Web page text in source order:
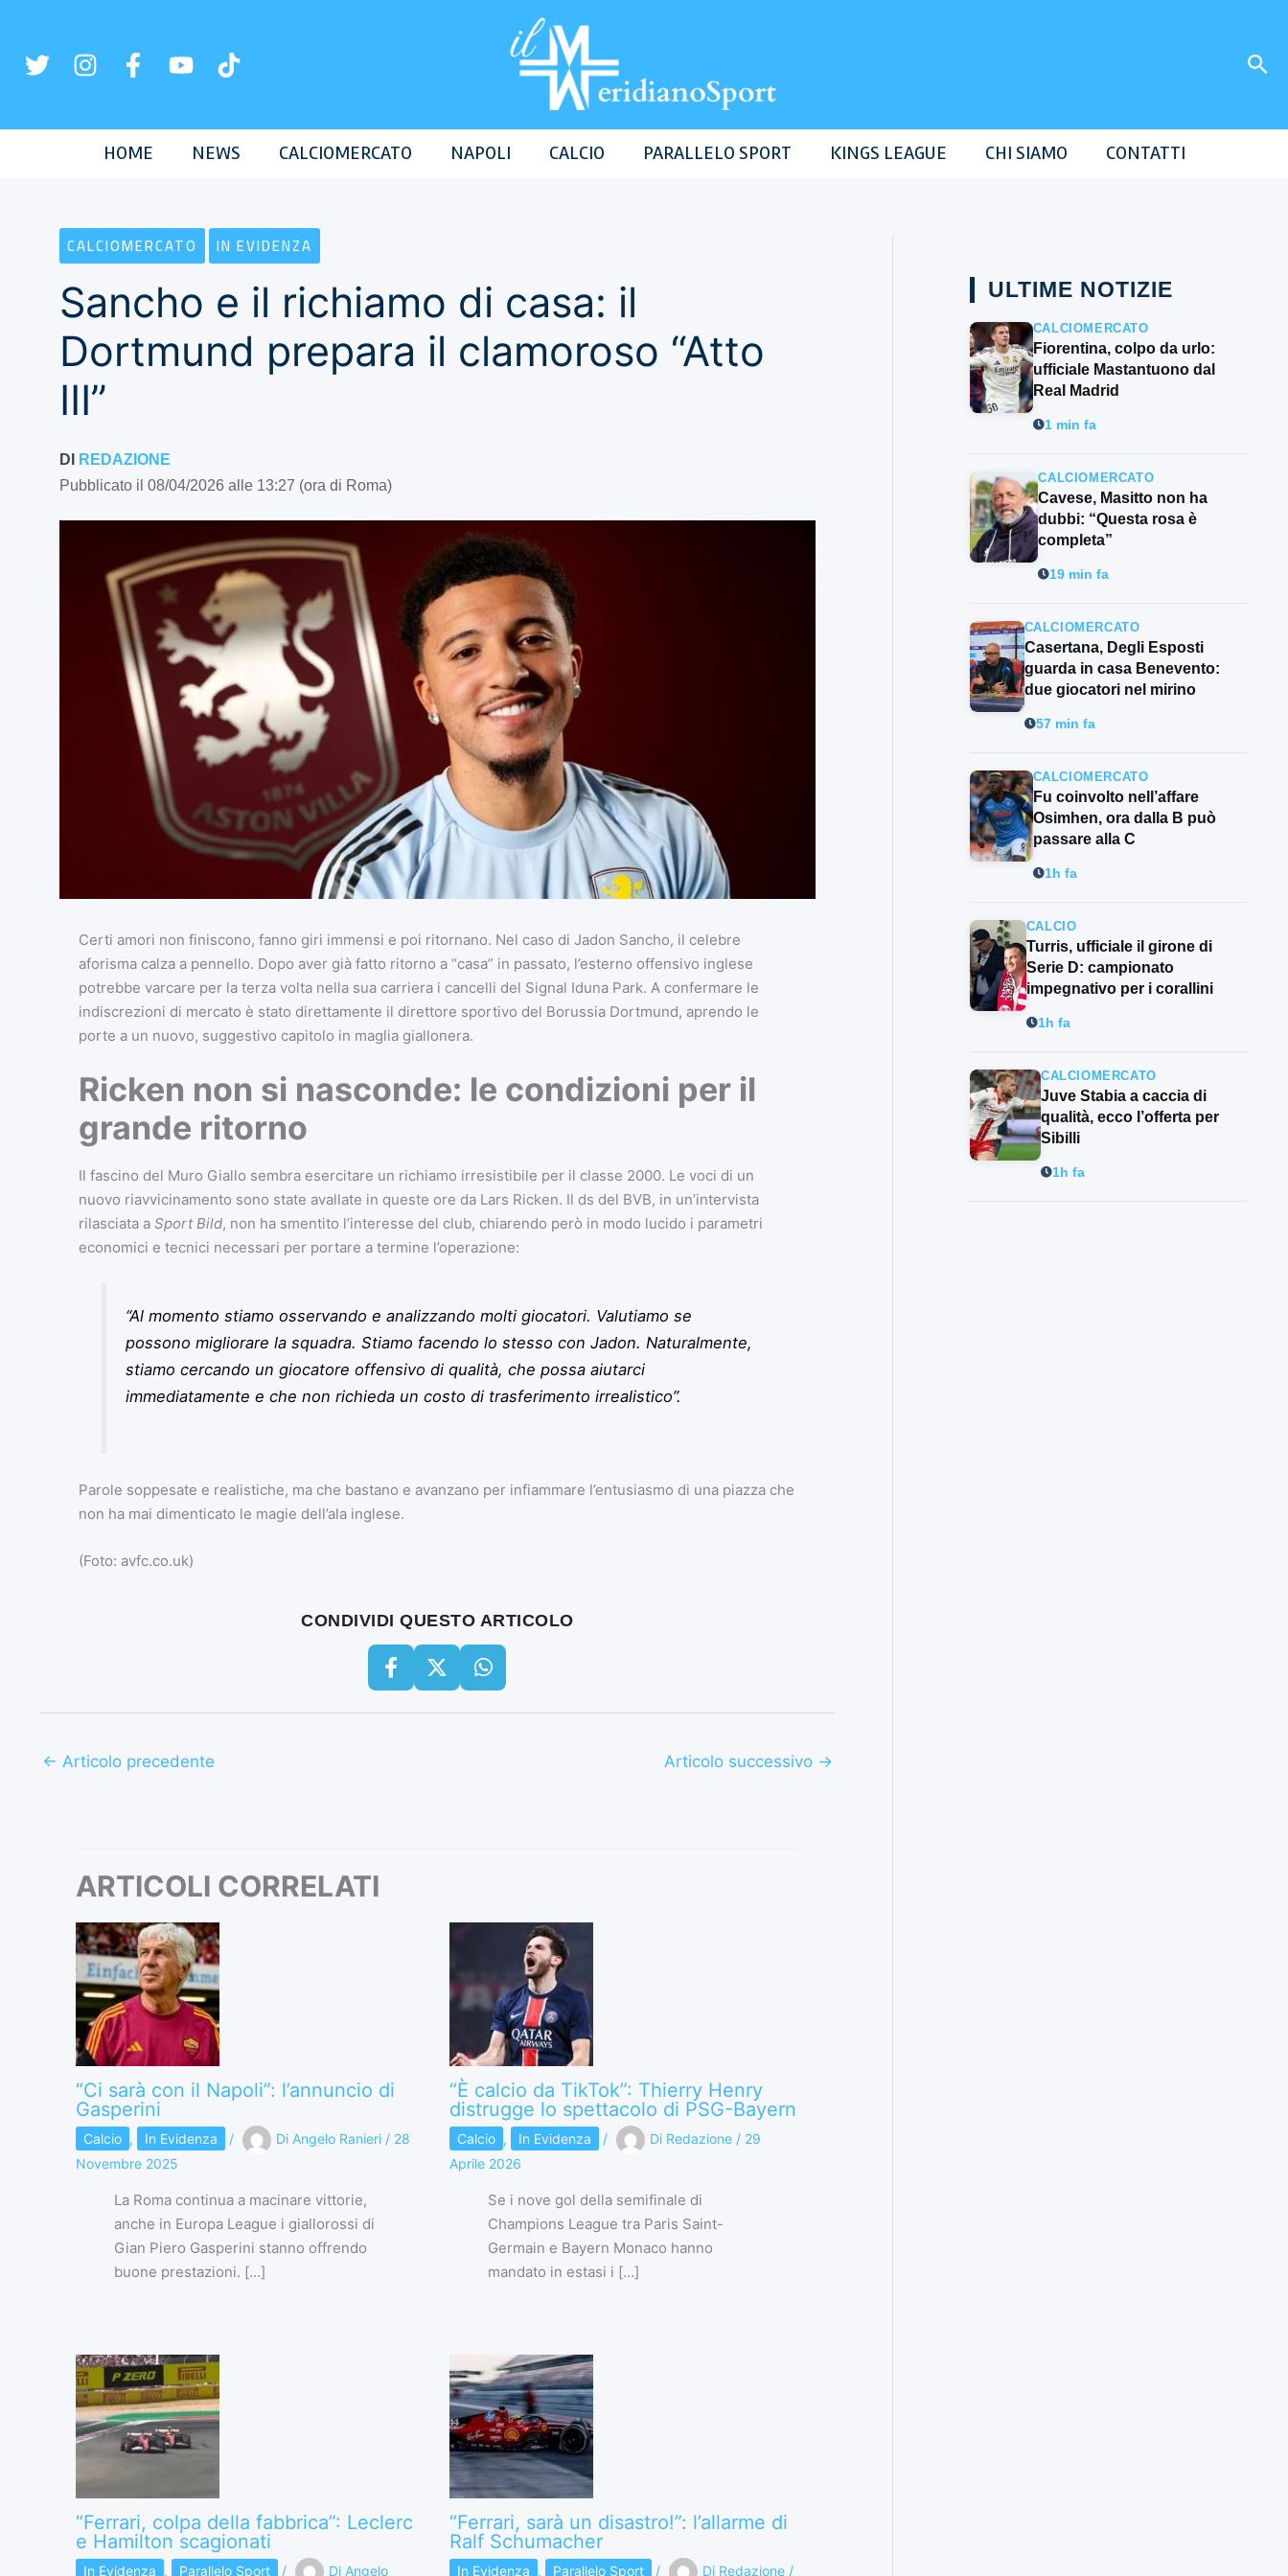
contenuto
HOME NEWS CALCIOMERCATO NAPOLI CALCIO PARALLELO SPORT KINGS LEAGUE CHI SIAMO CONTATTI
CALCIOMERCATO IN EVIDENZA
Sancho e il richiamo di casa: il
Dortmund prepara il clamoroso “Atto
III”
DI
REDAZIONE
Pubblicato il 08/04/2026 alle 13:27 (ora di Roma)
Certi amori non finiscono, fanno giri immensi e poi ritornano. Nel caso di Jadon Sancho, il celebre
aforisma calza a pennello. Dopo aver già fatto ritorno a “casa” in passato, l’esterno offensivo inglese
potrebbe varcare per la terza volta nella sua carriera i cancelli del Signal Iduna Park. A confermare le
indiscrezioni di mercato è stato direttamente il direttore sportivo del Borussia Dortmund, aprendo le
porte a un nuovo, suggestivo capitolo in maglia giallonera.
Ricken non si nasconde: le condizioni per il
grande ritorno
Il fascino del Muro Giallo sembra esercitare un richiamo irresistibile per il classe 2000. Le voci di un
nuovo riavvicinamento sono state avallate in queste ore da Lars Ricken. Il ds del BVB, in un’intervista
rilasciata a Sport Bild, non ha smentito l’interesse del club, chiarendo però in modo lucido i parametri
economici e tecnici necessari per portare a termine l’operazione:
“Al momento stiamo osservando e analizzando molti giocatori. Valutiamo se
possono migliorare la squadra. Stiamo facendo lo stesso con Jadon. Naturalmente,
stiamo cercando un giocatore offensivo di qualità, che possa aiutarci
immediatamente e che non richieda un costo di trasferimento irrealistico”.
Parole soppesate e realistiche, ma che bastano e avanzano per infiammare l’entusiasmo di una piazza che
non ha mai dimenticato le magie dell’ala inglese.
(Foto: avfc.co.uk)
CONDIVIDI QUESTO ARTICOLO
← Articolo precedente Articolo successivo →
ARTICOLI CORRELATI
“Ci sarà con il Napoli”: l’annuncio di
Gasperini
Calcio , In Evidenza / Di Angelo Ranieri / 28
Novembre 2025
La Roma continua a macinare vittorie,
anche in Europa League i giallorossi di
Gian Piero Gasperini stanno offrendo
buone prestazioni. […]
“È calcio da TikTok”: Thierry Henry
distrugge lo spettacolo di PSG-Bayern
Calcio , In Evidenza / Di Redazione / 29
Aprile 2026
Se i nove gol della semifinale di
Champions League tra Paris Saint-
Germain e Bayern Monaco hanno
mandato in estasi i […]
“Ferrari, colpa della fabbrica”: Leclerc
e Hamilton scagionati
In Evidenza , Parallelo Sport / Di Angelo
“Ferrari, sarà un disastro!”: l’allarme di
Ralf Schumacher
In Evidenza , Parallelo Sport / Di Redazione /
ULTIME NOTIZIE
CALCIOMERCATO
Fiorentina, colpo da urlo:
ufficiale Mastantuono dal
Real Madrid
1 min fa
CALCIOMERCATO
Cavese, Masitto non ha
dubbi: “Questa rosa è
completa”
19 min fa
CALCIOMERCATO
Casertana, Degli Esposti
guarda in casa Benevento:
due giocatori nel mirino
57 min fa
CALCIOMERCATO
Fu coinvolto nell’affare
Osimhen, ora dalla B può
passare alla C
1h fa
CALCIO
Turris, ufficiale il girone di
Serie D: campionato
impegnativo per i corallini
1h fa
CALCIOMERCATO
Juve Stabia a caccia di
qualità, ecco l’offerta per
Sibilli
1h fa